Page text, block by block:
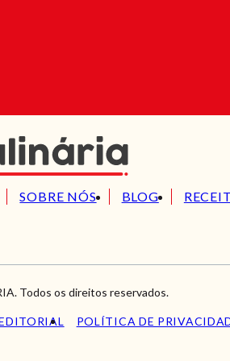
SOBRE NÓS BLOG
Todos os direitos reservados.
POLÍTICA DE